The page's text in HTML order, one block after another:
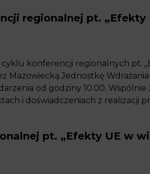
regionalnej pt. „Efekty
cyklu konferencji regionalnych pt.
Mazowiecką Jednostkę
od godziny 10.00. Wspólnie
i doświadczeniach z realizacji
pt. „Efekty UE w